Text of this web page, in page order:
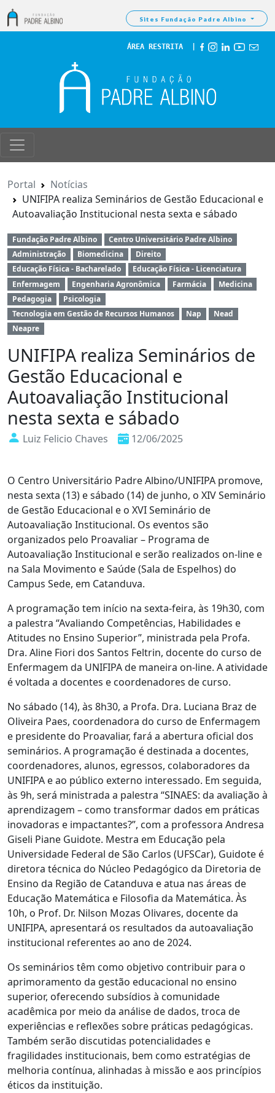
Sites Fundação Padre Albino
ÁREA RESTRITA
Portal
Notícias
UNIFIPA realiza Seminários de Gestão Educacional e
Autoavaliação Institucional nesta sexta e sábado
Fundação Padre Albino
Centro Universitário Padre Albino
Administração
Biomedicina
Direito
Educação Física - Bacharelado
Educação Física - Licenciatura
Enfermagem
Engenharia Agronômica Farmácia
Medicina
Pedagogia
Psicologia
Tecnologia em Gestão de Recursos Humanos
Nap
Nead
Neapre
UNIFIPA realiza Seminários de
Gestão Educacional e
Autoavaliação Institucional
nesta sexta e sábado
Luiz Felicio Chaves 12/06/2025
O Centro Universitário Padre Albino/UNIFIPA promove,
nesta sexta (13) esábado (14) de junho, o XIV Seminário
de Gestão Educacional e o XVI Seminário de
Autoavaliação Institucional. Os eventos são
organizados pelo Proavaliar – Programa de
Autoavaliação Institucional e serão realizados on-line e
na Sala Movimento e Saúde (Sala de Espelhos) do
Campus Sede, em Catanduva.
A programação tem início na sexta-feira, às 19h30, com
a palestra “Avaliando Competências, Habilidades e
Atitudes no Ensino Superior”, ministrada pela Profa.
Dra. Aline Fiori dos Santos Feltrin, docente do curso de
Enfermagem da UNIFIPA de maneira on-line. A atividade
é voltada a docentes e coordenadores de curso.
No sábado (14), às 8h30, a Profa. Dra. Luciana Braz de
Oliveira Paes, coordenadora do curso de Enfermagem
e presidente do Proavaliar, fará a abertura oficial dos
seminários. A programação é destinada a docentes,
coordenadores, alunos, egressos, colaboradores da
UNIFIPA e ao público externo interessado. Em seguida,
às 9h, será ministrada a palestra “SINAES: da avaliação à
aprendizagem – como transformar dados em práticas
inovadoras e impactantes?”, com a professora Andresa
Giseli Piane Guidote. Mestra em Educação pela
Universidade Federal de São Carlos (UFSCar), Guidote é
diretora técnica do Núcleo Pedagógico da Diretoria de
Ensino da Região de Catanduva e atua nas áreas de
Educação Matemática e Filosofia da Matemática. Às
10h, o Prof. Dr. Nilson Mozas Olivares, docente da
UNIFIPA, apresentará os resultados da autoavaliação
institucional referentes ao ano de 2024.
Os seminários têm como objetivo contribuir para o
aprimoramento da gestão educacional no ensino
superior, oferecendo subsídios à comunidade
acadêmica por meio da análise de dados, troca de
experiências e reflexões sobre práticas pedagógicas.
Também serão discutidas potencialidades e
fragilidades institucionais, bem como estratégias de
melhoria contínua, alinhadas à missão e aos princípios
éticos da instituição.